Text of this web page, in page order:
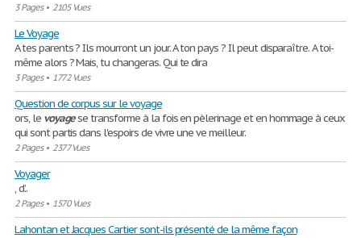
3 Pages• 2105 Vues
Le Voyage
A tes parents ? Ils mourront un jour. A ton pays ? Il peut disparaître. A toi-
même alors ? Mais, tu changeras. Qui te dira
3 Pages• 1772 Vues
Question de corpus sur le voyage
ors, le voyagese transforme à la fois en pèlerinage et en hommage à ceux
qui sont partis dans l'espoirs de vivre une ve meilleur.
2 Pages• 2377 Vues
Voyager
, d’..
2 Pages• 1570 Vues
Lahontan et Jacques Cartier sont-ils présenté de la même façon